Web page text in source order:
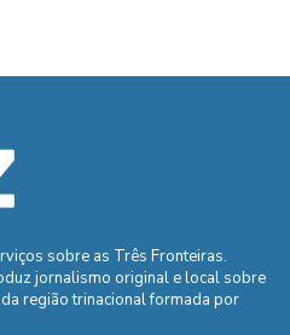
sobre as Três Fronteiras.
jornalismo original e local sobre
região trinacional formada por